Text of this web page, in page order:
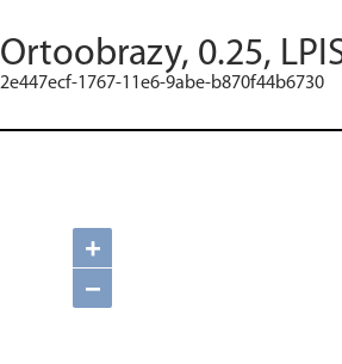
Ortoobrazy, 0.25,
2e447ecf-1767-11e6-9abe-b870f44b6730
+
−